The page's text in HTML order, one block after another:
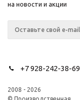
на новости и акции
+7 928-242-38-69
2008 - 2026